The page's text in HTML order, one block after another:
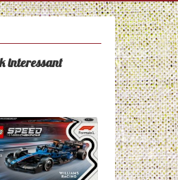
interessant